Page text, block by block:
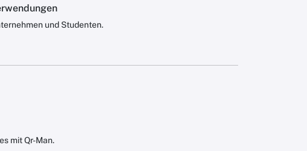
und Studenten.
mit Qr-Man.